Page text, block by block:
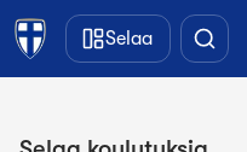
Siirry pääsisältöön
Selaa